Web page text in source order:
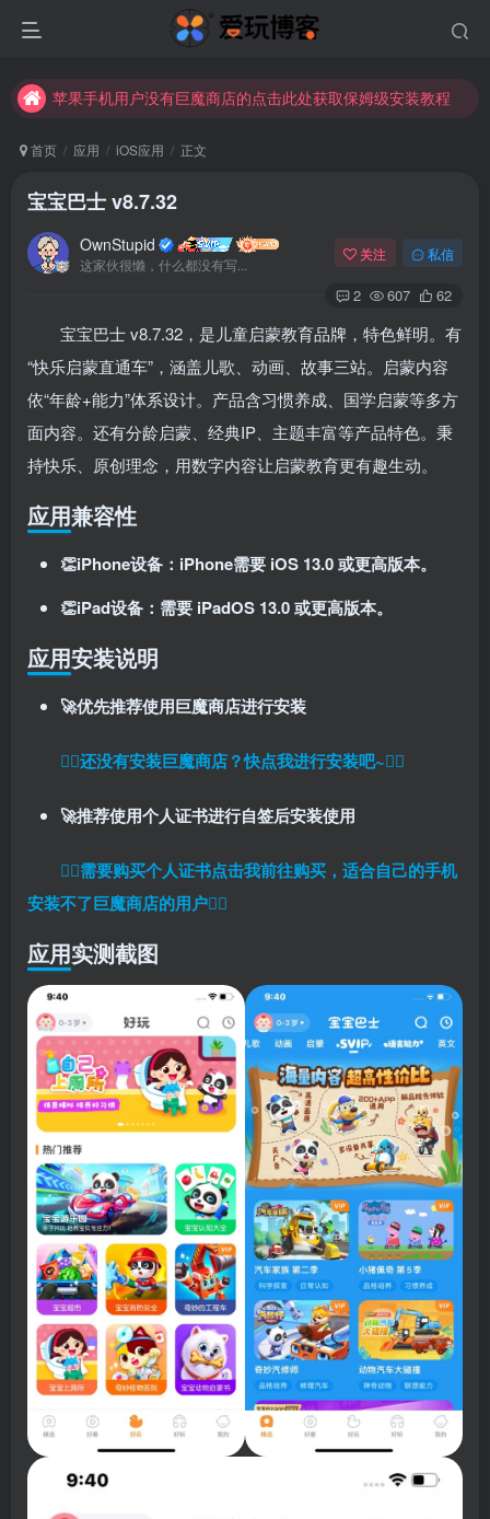
苹果手机用户没有巨魔商店的点击此处获取保姆级安装教程
苹果手机用户没有巨魔商店的点击此处获取保姆级安装教程
首页 应用 iOS应用 正文
宝宝巴士 v8.7.32
OwnStupid
这家伙很懒，什么都没有写...
关注 私信
2 607 62
宝宝巴士 v8.7.32，是儿童启蒙教育品牌，特色鲜明。有
“快乐启蒙直通车”，涵盖儿歌、动画、故事三站。启蒙内容
依“年龄+能力”体系设计。产品含习惯养成、国学启蒙等多方
面内容。还有分龄启蒙、经典IP、主题丰富等产品特色。秉
持快乐、原创理念，用数字内容让启蒙教育更有趣生动。
应用兼容性
👏iPhone设备：iPhone需要 iOS 13.0 或更高版本。
👏iPad设备：需要 iPadOS 13.0 或更高版本。
应用安装说明
🚀优先推荐使用巨魔商店进行安装
👉🏼还没有安装巨魔商店？快点我进行安装吧~👈🏼
🚀推荐使用个人证书进行自签后安装使用
👉🏼需要购买个人证书点击我前往购买，适合自己的手机
安装不了巨魔商店的用户👈🏼
应用实测截图
扫码登录
使用其它方式登录 注册
扫码登录即表示同意用户协议、